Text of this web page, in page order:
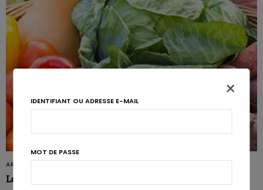
ARTICLES
Le régime climatarien: une tendance qui gagne en popularité
×
IDENTIFIANT OU ADRESSE E-MAIL
MOT DE PASSE